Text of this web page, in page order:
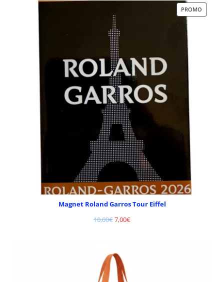
PROMO
Magnet Roland Garros Tour Eiffel
10,00€7,00€